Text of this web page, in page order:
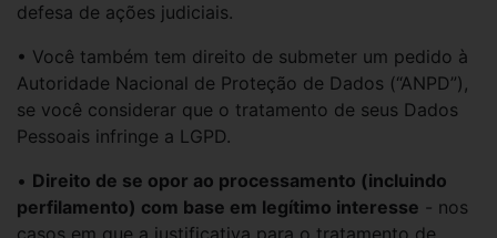
defesa de ações judiciais.
• Você também tem direito de submeter um pedido à
Autoridade Nacional de Proteção de Dados (“ANPD”),
se você considerar que o tratamento de seus Dados
Pessoais infringe a LGPD.
• Direito de se opor ao processamento (incluindo
perfilamento) com base em legítimo interesse - nos
casos em que a justificativa para o tratamento de